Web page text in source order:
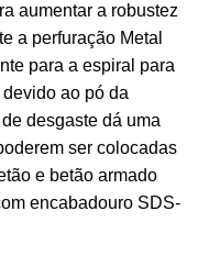
aumentar a robustez
a perfuração Metal
para a espiral para
ao pó da
desgaste dá uma
ser colocadas
e betão armado
encabadouro SDS-